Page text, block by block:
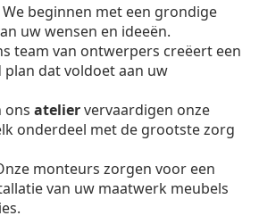
We beginnen met een grondige
uw wensen en ideeën.
team van ontwerpers creëert een
plan dat voldoet aan uw
ons ateliervervaardigen onze
onderdeel met de grootste zorg
monteurs zorgen voor een
van uw maatwerk meubels